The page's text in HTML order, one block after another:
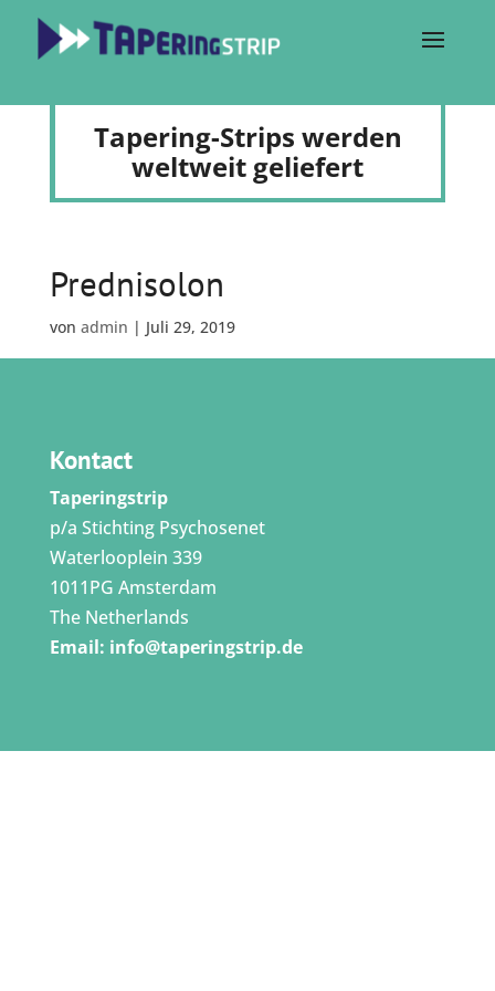
Tapering-Strips werden
weltweit geliefert
Prednisolon
von admin | Juli 29, 2019
Kontact
Taperingstrip
p/a Stichting Psychosenet
Waterlooplein 339
1011PG Amsterdam
The Netherlands
Email: info@taperingstrip.de